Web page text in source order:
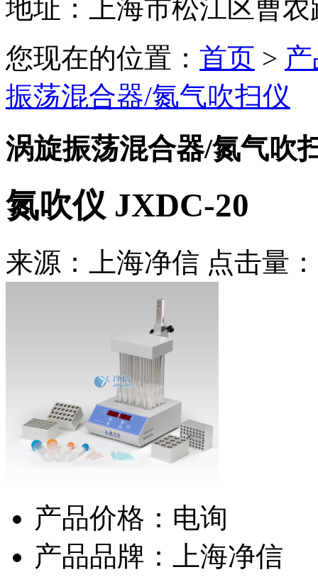
地址：上海市松江区曹农
您现在的位置： 首页 >
振荡混合器/氮气吹扫仪
涡旋振荡混合器/氮气吹
氮吹仪 JXDC-20
来源：上海净信 点击量：
产品价格：电询
产品品牌：上海净信